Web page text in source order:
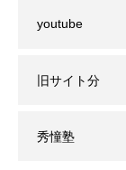
youtube
旧サイト分
秀憧塾